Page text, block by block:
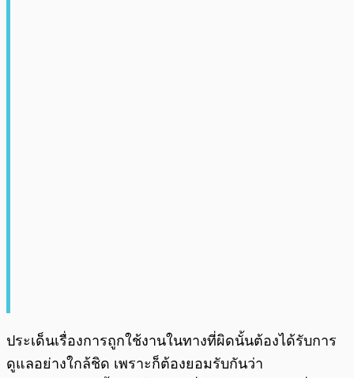
ประเด็นเรื่องการถูกใช้งานในทางที่ผิดนั้นต้องได้รับการ
ดูแลอย่างใกล้ชิด เพราะก็ต้องยอมรับกันว่า